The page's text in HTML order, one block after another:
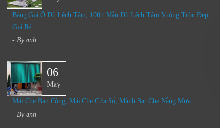
Bảng Giá Ô Dù Lệch Tâm, 100+ Mẫu Dù Lệch Tâm Vuông Tròn Đẹp
Giá Rẻ
- By anh
06
May
Mái Che Ban Công, Mái Che Cửa Sổ, Mành Bạt Che Nắng Mưa​
- By anh